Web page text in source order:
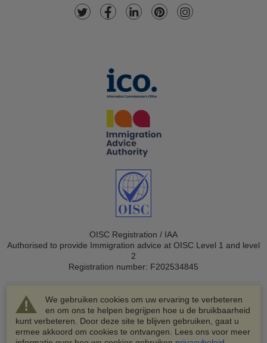
We gebruiken cookies om uw ervaring te verbeteren
en om ons te helpen begrijpen hoe u de bruikbaarheid
kunt verbeteren. Door deze site te blijven gebruiken, gaat u
ermee akkoord om cookies te ontvangen. Lees ons voor meer
OISC Registration / IAA
Authorised to provide Immigration advice at OISC Level 1 and level
2
Registration number: F202534845
© 2003-2026 VisaHQ.com, Inc. Alle rechten voorbehouden.